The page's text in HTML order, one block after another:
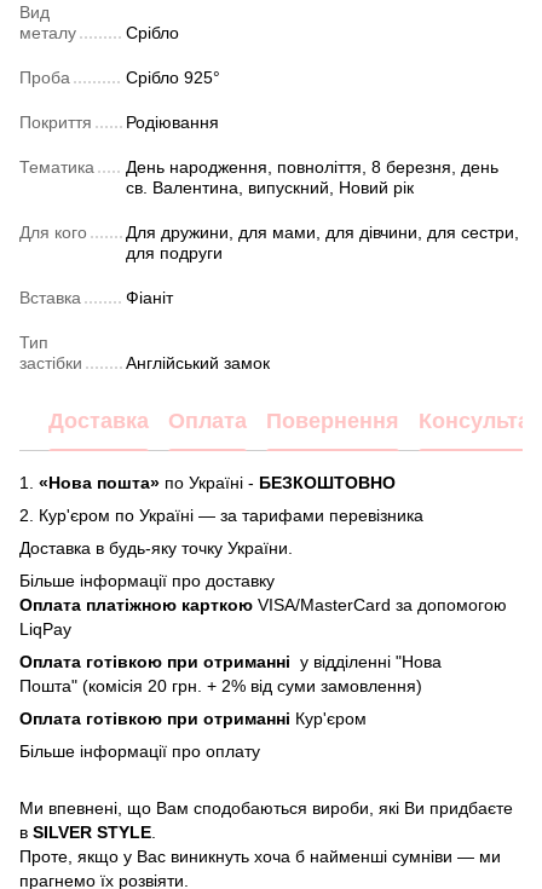
Вид
металу
Срібло
Проба Срібло 925°
Покриття Родіювання
Тематика
День народження, повноліття, 8 березня, день
св. Валентина, випускний, Новий рік
Для кого
Для дружини, для мами, для дівчини, для сестри,
для подруги
Вставка Фіаніт
Тип
застібки
Англійський замок
Доставка Оплата Повернення
1. «Нова пошта» по Україні - БЕЗКОШТОВНО
2.
Кур'єром по Україні — за тарифами перевізника
Доставка в будь-яку точку України.
Більше інформації про доставку
Оплата платіжною карткою VISA/MasterCard за допомогою
LiqPay
Оплата готівкою при отриманні у відділенні "Нова
Пошта" (комісія 20 грн. + 2% від суми замовлення)
Оплата готівкою при отриманні Кур'єром
Більше інформації про оплату
Ми впевнені, що Вам сподобаються вироби, які Ви придбаєте
в SILVER STYLE
Проте, якщо у Вас виникнуть хоча б найменші сумніви — ми
прагнемо їх розвіяти.